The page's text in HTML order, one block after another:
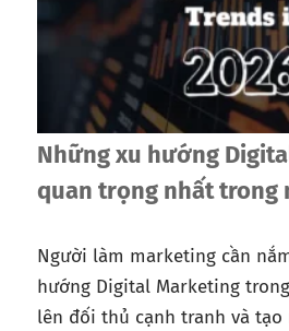
Những xu hướng
quan trọng nhất trong
Người làm marketing cần
hướng Digital Marketing
lên đối thủ cạnh tranh và tạo